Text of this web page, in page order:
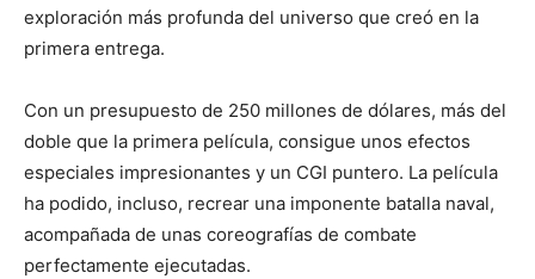
exploración más profunda del universo que creó en la
primera entrega.
Con un presupuesto de 250 millones de dólares, más del
doble que la primera película, consigue unos efectos
especiales impresionantes y un CGI puntero. La película
ha podido, incluso, recrear una imponente batalla naval,
acompañada de unas coreografías de combate
perfectamente ejecutadas.